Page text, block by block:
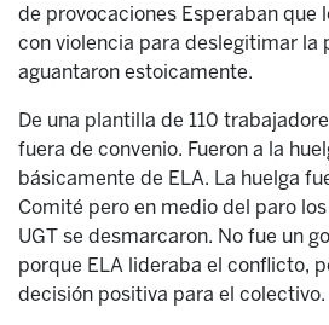
de provocaciones Esperaban que
con violencia para deslegitimar la
aguantaron estoicamente.
De una plantilla de 110
fuera de convenio. Fueron a la
básicamente de ELA. La huelga
Comité pero en medio del paro
UGT se desmarcaron. No fue un
porque ELA lideraba el conflicto,
decisión positiva para el colectivo.